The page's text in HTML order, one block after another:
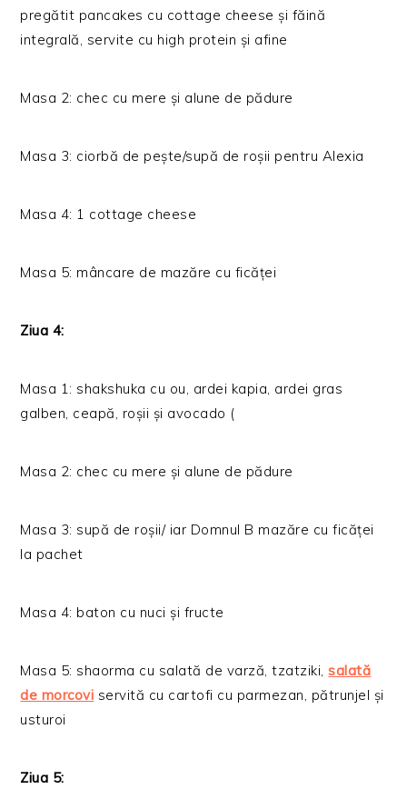
pregătit pancakes cu cottage cheese și făină
integrală, servite cu high protein și afine
Masa 2: chec cu mere și alune de pădure
Masa 3: ciorbă de pește/supă de roșii pentru Alexia
Masa 4: 1 cottage cheese
Masa 5: mâncare de mazăre cu ficăței
Ziua 4:
Masa 1: shakshuka cu ou, ardei kapia, ardei gras
galben, ceapă, roșii și avocado (
Masa 2: chec cu mere și alune de pădure
Masa 3: supă de roșii/ iar Domnul B mazăre cu ficăței
la pachet
Masa 4: baton cu nuci și fructe
Masa 5: shaorma cu salată de varză, tzatziki,salată
de morcovi servită cu cartofi cu parmezan, pătrunjel și
usturoi
Ziua 5: